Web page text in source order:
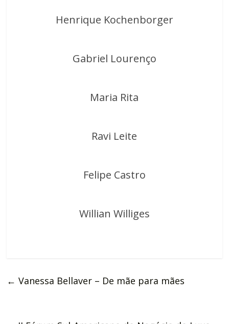
Henrique Kochenborger
Gabriel Lourenço
Maria Rita
Ravi Leite
Felipe Castro
Willian Williges
← Vanessa Bellaver – De mãe para mães